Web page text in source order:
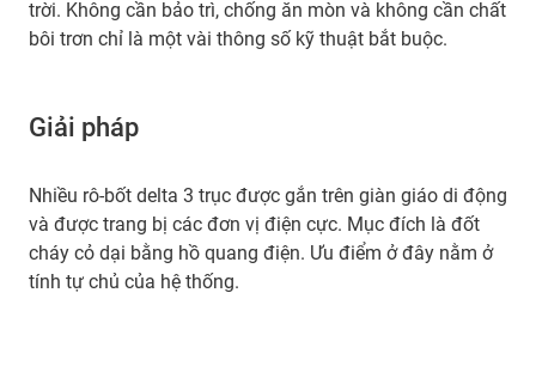
trời. Không cần bảo trì, chống ăn mòn và không cần chất
bôi trơn chỉ là một vài thông số kỹ thuật bắt buộc.
Giải pháp
Nhiều rô-bốt delta 3 trục được gắn trên giàn giáo di động
và được trang bị các đơn vị điện cực. Mục đích là đốt
cháy cỏ dại bằng hồ quang điện. Ưu điểm ở đây nằm ở
tính tự chủ của hệ thống.